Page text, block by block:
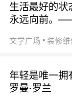
生活最好的状
永远向前。
文学广场 装修维
年轻是唯一
罗曼·罗兰